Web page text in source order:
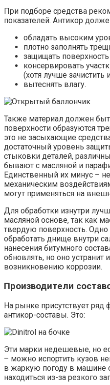
При подборе средства
показателей. Антикор
обладать высоким
плотно заполнять
защищать
консервировать
(хотя лучше зачистить
вытеснять влагу.
Также материал должен
поверхности образуются
это не засыхающие
достаточный уровень
стыковки деталей,
бывают с масляной и
Единственный их минус –
механическим
могут применяться на
Для обработки изнутри
масляной основе, так как
твердую поверхность.
обработать днище внутри
нанесения битумного
обновлять, но оно
возникновению коррозии.
Производители
На рынке присутствует
антикор-составы. Это:
Эти марки недешевые, но
– можно испортить кузов
в жаркую погоду в машине
находиться из-за резкого